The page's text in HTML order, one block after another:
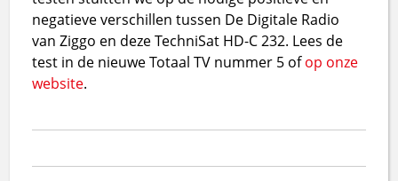
negatieve verschillen tussen De Digitale Radio
van Ziggo en deze TechniSat HD-C 232. Lees de
test in de nieuwe Totaal TV nummer 5 ofop onze
website.